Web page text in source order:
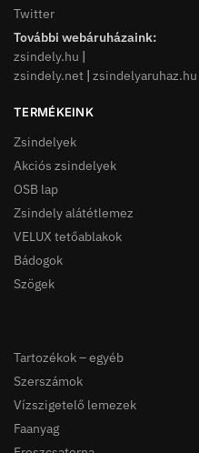
Twitter
További webáruházaink:
zsindely.hu |
zsindely.net | zsindelyaruhaz.hu
TERMÉKEINK
Zsindelyek
Akciós zsindelyek
OSB lap
Zsindely alátétlemez
VELUX tetőablakok
Bádogok
Szögek
Tartozékok – egyéb
Szerszámok
Vízszigetelő lemezek
Faanyag